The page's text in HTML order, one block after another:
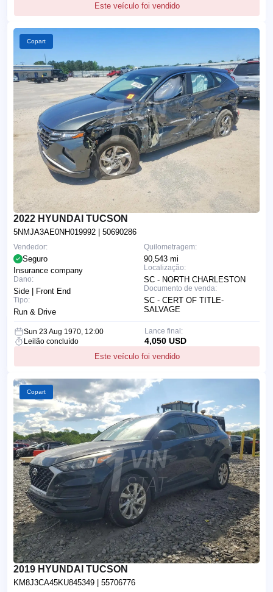
Este veículo foi vendido
Copart
2022 HYUNDAI TUCSON
5NMJA3AE0NH019992 | 50690286
Quilometragem:
90,543 mi
Localização:
SC - NORTH CHARLESTON
Documento de venda:
SC - CERT OF TITLE-
SALVAGE
Vendedor:
Seguro
Insurance company
Dano:
Side | Front End
Tipo:
Run & Drive
Sun 23 Aug 1970, 12:00
Leilão concluído
Este veículo foi vendido
Lance final:
4,050 USD
Copart
2019 HYUNDAI TUCSON
KM8J3CA45KU845349 | 55706776